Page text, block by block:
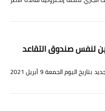
لنفس صندوق التقاعد
قام موقع الصندوق المغربي للتقاعد بتحديث جديد بتاريخ اليوم الجمعة 9 أبريل 2021